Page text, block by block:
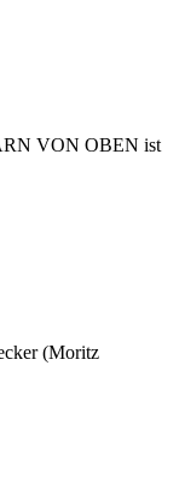
VON OBEN ist
(Moritz